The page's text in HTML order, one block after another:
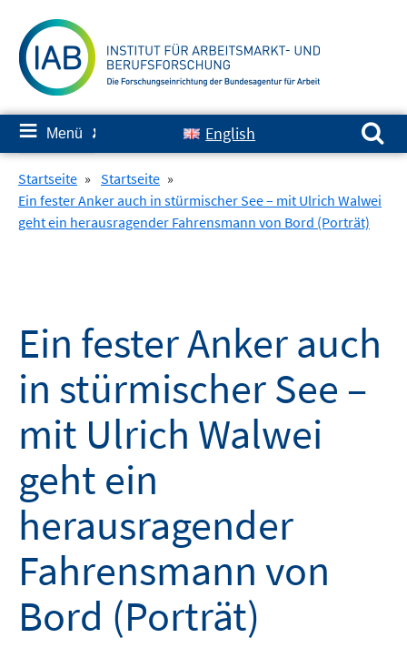
zum
Inhalt
≡ Menü ✘ English
Suchen nach:
Startseite » Startseite »
Ein fester Anker auch in stürmischer See – mit Ulrich Walwei
geht ein herausragender Fahrensmann von Bord (Porträt)
Ein fester Anker auch
in stürmischer See –
mit Ulrich Walwei
geht ein
herausragender
Fahrensmann von
Bord (Porträt)